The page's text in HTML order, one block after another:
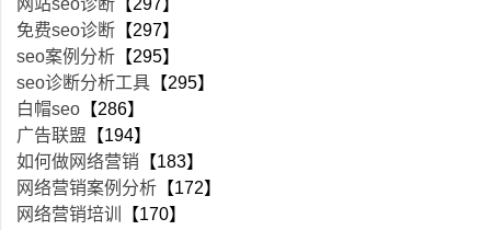
网站seo诊断 【297】
免费seo诊断 【297】
seo案例分析 【295】
seo诊断分析工具 【295】
白帽seo 【286】
广告联盟 【194】
如何做网络营销 【183】
网络营销案例分析 【172】
网络营销培训
【170】